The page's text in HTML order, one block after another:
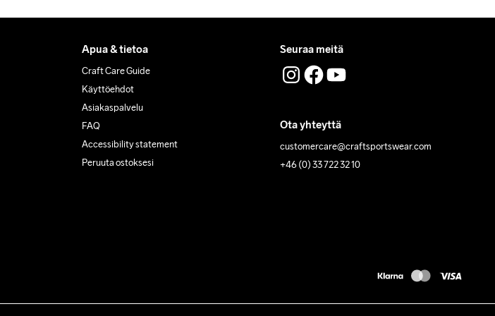
Apua & tietoa
Craft Care Guide
Käyttöehdot
Asiakaspalvelu
FAQ
Accessibility statement
Peruuta ostoksesi
Seuraa meitä
Ota yhteyttä
customercare@craftsportswear.com
+46 (0) 33 722 32 10